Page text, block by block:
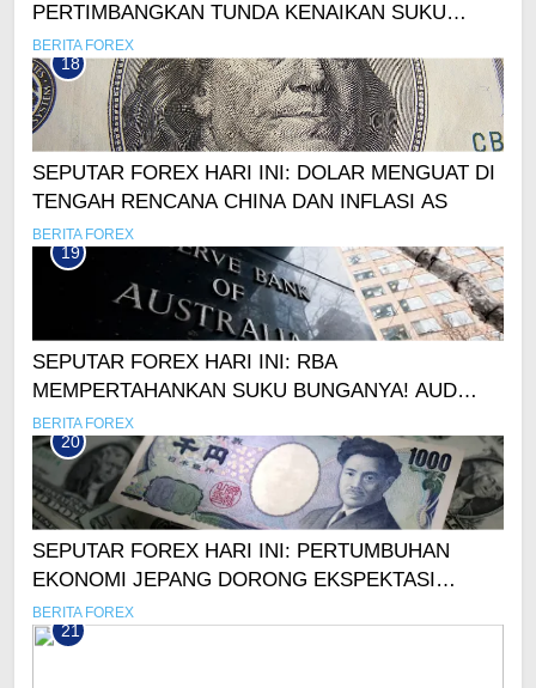
PERTIMBANGKAN TUNDA KENAIKAN SUKU
BUNGA, YEN TERTEKAN!
BERITA FOREX
18
SEPUTAR FOREX HARI INI: DOLAR MENGUAT DI
TENGAH RENCANA CHINA DAN INFLASI AS
BERITA FOREX
19
SEPUTAR FOREX HARI INI: RBA
MEMPERTAHANKAN SUKU BUNGANYA! AUD
MASIH LEMAH
BERITA FOREX
20
SEPUTAR FOREX HARI INI: PERTUMBUHAN
EKONOMI JEPANG DORONG EKSPEKTASI
KENAIKAN SUKU BUNGA
BERITA FOREX
21